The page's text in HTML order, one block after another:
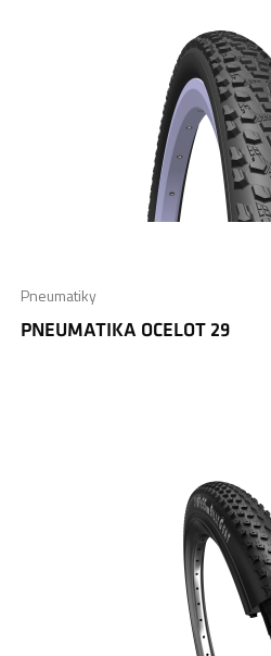
Pneumatiky
PNEUMATIKA OCELOT 29